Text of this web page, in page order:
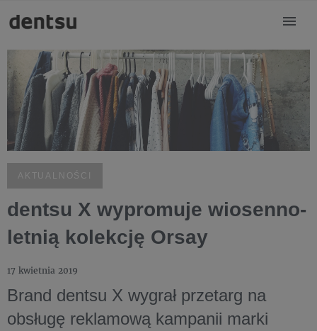
AKTUALNOŚCI
dentsu X wypromuje wiosenno-
letnią kolekcję Orsay
17 kwietnia 2019
Brand dentsu X wygrał przetarg na
obsługę reklamową kampanii marki